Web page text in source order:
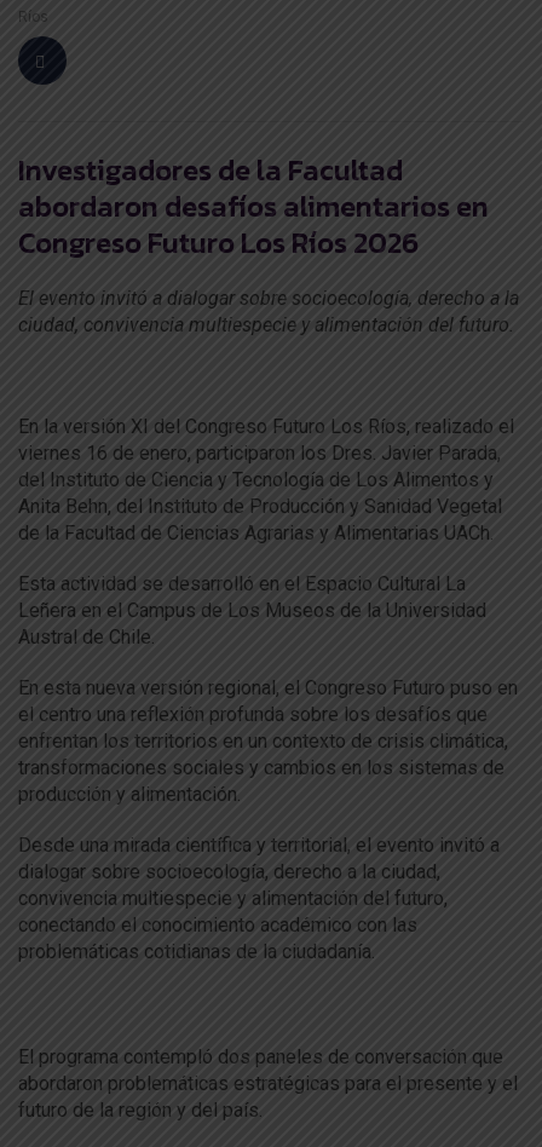
Ríos
Investigadores de la Facultad
abordaron desafíos alimentarios en
Congreso Futuro Los Ríos 2026
El evento invitó a dialogar sobre socioecología, derecho a la
ciudad, convivencia multiespecie y alimentación del futuro.
En la versión XI del Congreso Futuro Los Ríos, realizado el
viernes 16 de enero, participaron los Dres. Javier Parada,
del Instituto de Ciencia y Tecnología de Los Alimentos y
Anita Behn, del Instituto de Producción y Sanidad Vegetal
de la Facultad de Ciencias Agrarias y Alimentarias UACh.
Esta actividad se desarrolló en el Espacio Cultural La
Leñera en el Campus de Los Museos de la Universidad
Austral de Chile.
En esta nueva versión regional, el Congreso Futuro puso en
el centro una reflexión profunda sobre los desafíos que
enfrentan los territorios en un contexto de crisis climática,
transformaciones sociales y cambios en los sistemas de
producción y alimentación.
Desde una mirada científica y territorial, el evento invitó a
dialogar sobre socioecología, derecho a la ciudad,
convivencia multiespecie y alimentación del futuro,
conectando el conocimiento académico con las
problemáticas cotidianas de la ciudadanía.
El programa contempló dos paneles de conversación que
abordaron problemáticas estratégicas para el presente y el
futuro de la región y del país.